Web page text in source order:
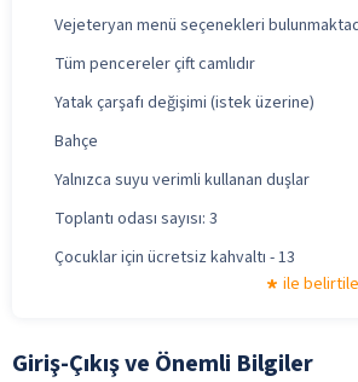
Vejeteryan menü seçenekleri
Tüm pencereler çift camlıdır
Yatak çarşafı değişimi (istek üzerine)
Bahçe
Yalnızca suyu verimli kullanan duşlar
Toplantı odası sayısı: 3
Çocuklar için ücretsiz kahvaltı - 13
ile
Giriş-Çıkış ve Önemli Bilgiler